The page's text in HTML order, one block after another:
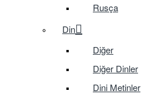
Rusça
Din
Diğer
Diğer Dinler
Dini Metinler